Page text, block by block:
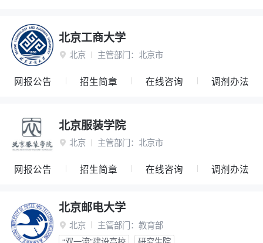
北京工商大学
 北京 主管部门： 北京市
网报公告 招生简章 在线咨询 调剂办法
北京服装学院
 北京 主管部门： 北京市
网报公告 招生简章 在线咨询 调剂办法
北京邮电大学
 北京 主管部门： 教育部